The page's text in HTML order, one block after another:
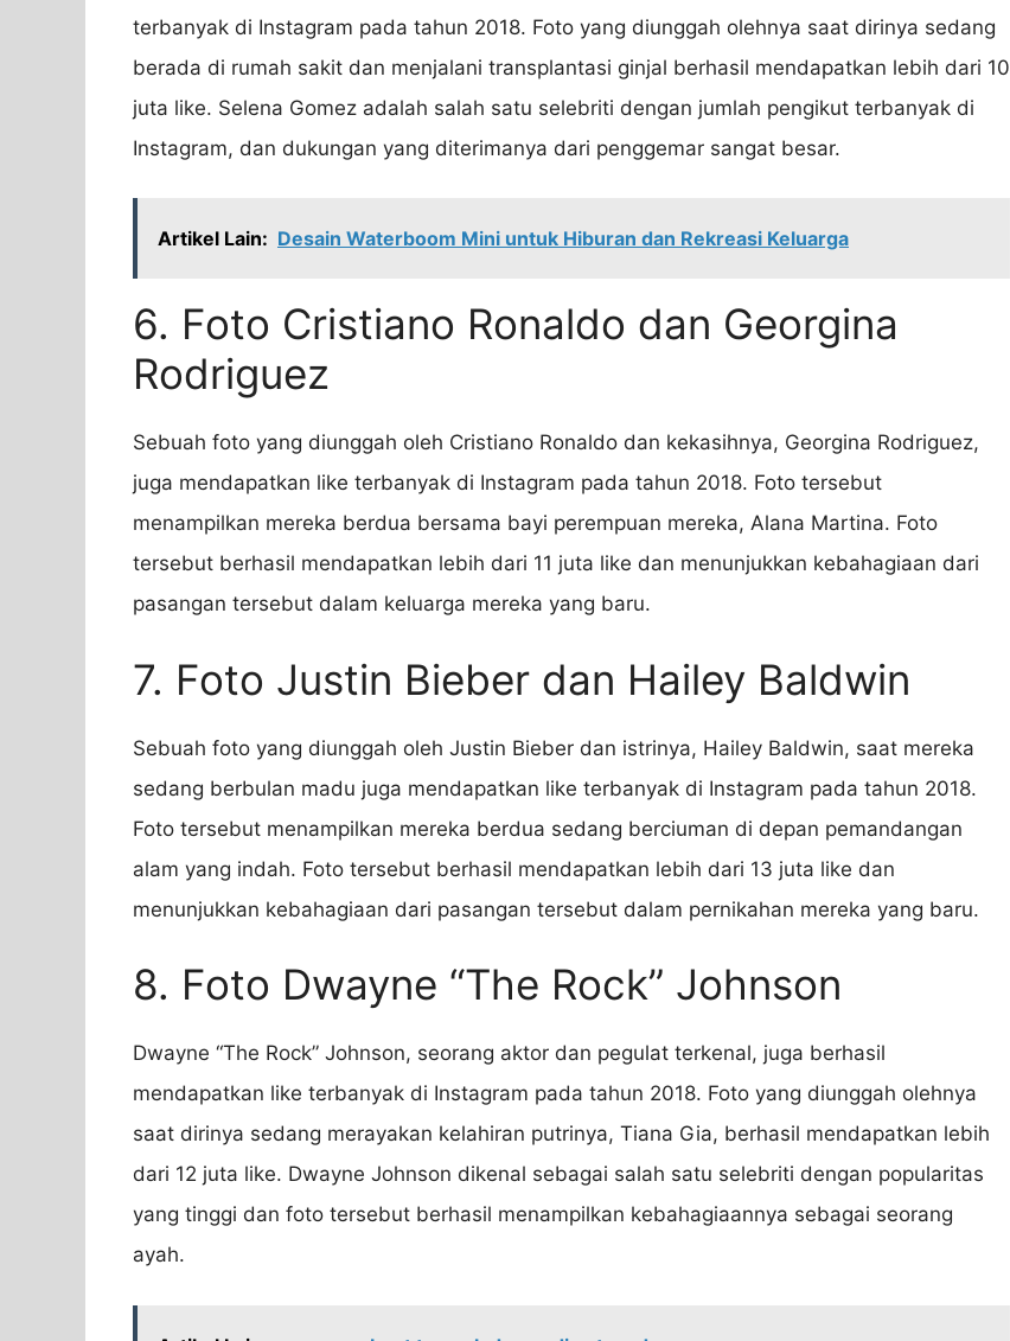
terbanyak di Instagram pada tahun 2018. Foto yang diunggah olehnya saat dirinya sedang
berada di rumah sakit dan menjalani transplantasi ginjal berhasil mendapatkan lebih dari 10
juta like. Selena Gomez adalah salah satu selebriti dengan jumlah pengikut terbanyak di
Instagram, dan dukungan yang diterimanya dari penggemar sangat besar.
Artikel Lain: Desain Waterboom Mini untuk Hiburan dan Rekreasi Keluarga
6. Foto Cristiano Ronaldo dan Georgina
Rodriguez
Sebuah foto yang diunggah oleh Cristiano Ronaldo dan kekasihnya, Georgina Rodriguez,
juga mendapatkan like terbanyak di Instagram pada tahun 2018. Foto tersebut
menampilkan mereka berdua bersama bayi perempuan mereka, Alana Martina. Foto
tersebut berhasil mendapatkan lebih dari 11 juta like dan menunjukkan kebahagiaan dari
pasangan tersebut dalam keluarga mereka yang baru.
7. Foto Justin Bieber dan Hailey Baldwin
Sebuah foto yang diunggah oleh Justin Bieber dan istrinya, Hailey Baldwin, saat mereka
sedang berbulan madu juga mendapatkan like terbanyak di Instagram pada tahun 2018.
Foto tersebut menampilkan mereka berdua sedang berciuman di depan pemandangan
alam yang indah. Foto tersebut berhasil mendapatkan lebih dari 13 juta like dan
menunjukkan kebahagiaan dari pasangan tersebut dalam pernikahan mereka yang baru.
8. Foto Dwayne “The Rock” Johnson
Dwayne “The Rock” Johnson, seorang aktor dan pegulat terkenal, juga berhasil
mendapatkan like terbanyak di Instagram pada tahun 2018. Foto yang diunggah olehnya
saat dirinya sedang merayakan kelahiran putrinya, Tiana Gia, berhasil mendapatkan lebih
dari 12 juta like. Dwayne Johnson dikenal sebagai salah satu selebriti dengan popularitas
yang tinggi dan foto tersebut berhasil menampilkan kebahagiaannya sebagai seorang
ayah.